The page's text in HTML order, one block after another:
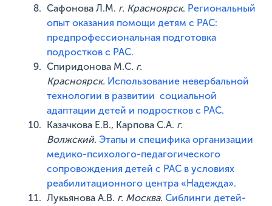
Сафонова Л.М. г. Красноярск. Региональный
опыт оказания помощи детям с РАС:
предпрофессиональная подготовка
подростков с РАС.
Спиридонова М.С. г.
Красноярск. Использование невербальной
технологии в развитии социальной
адаптации детей и подростков с РАС.
Казачкова Е.В., Карпова С.А. г.
Волжский.Этапы и специфика организации
медико-психолого-педагогического
сопровождения детей с РАС в условиях
реабилитационного центра «Надежда».
Лукьянова А.В. г. Москва.Сиблинги детей-